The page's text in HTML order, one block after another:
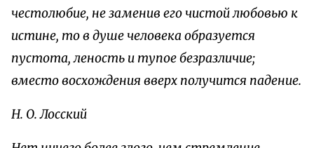
честолюбие, не заменив его чистой любовью к
истине, то в душе человека образуется
пустота, леность и тупое безразличие;
вместо восхождения вверх получится падение.
Н. О. Лосский